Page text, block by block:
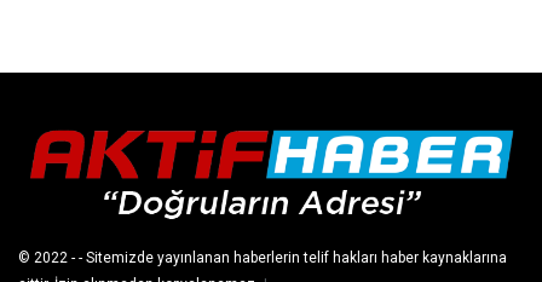
© 2022 - - Sitemizde yayınlanan haberlerin telif hakları haber kaynaklarına